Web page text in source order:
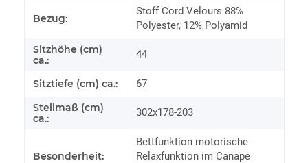
Bezug:
Stoff Cord Velours 88%
Polyester, 12% Polyamid
Sitzhöhe (cm)
ca.:
44
Sitztiefe (cm) ca.:
67
Stellmaß (cm)
ca.:
302x178-203
Besonderheit:
Bettfunktion motorische
Relaxfunktion im Canape